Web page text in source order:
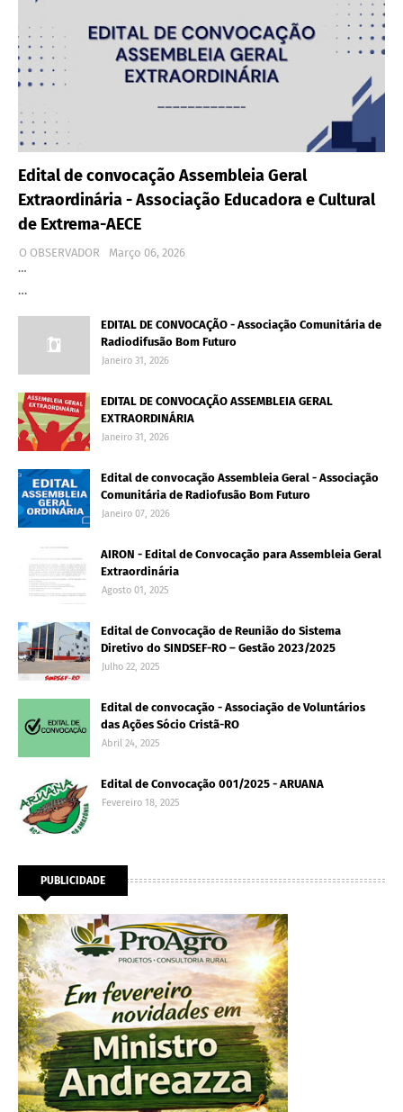
Edital de convocação Assembleia Geral
Extraordinária - Associação Educadora e Cultural
de Extrema-AECE
O OBSERVADOR
Março 06, 2026
…
…
EDITAL DE CONVOCAÇÃO - Associação Comunitária de
Radiodifusão Bom Futuro
Janeiro 31, 2026
EDITAL DE CONVOCAÇÃO ASSEMBLEIA GERAL
EXTRAORDINÁRIA
Janeiro 31, 2026
Edital de convocação Assembleia Geral - Associação
Comunitária de Radiofusão Bom Futuro
Janeiro 07, 2026
AIRON - Edital de Convocação para Assembleia Geral
Extraordinária
Agosto 01, 2025
Edital de Convocação de Reunião do Sistema
Diretivo do SINDSEF-RO – Gestão 2023/2025
Julho 22, 2025
Edital de convocação - Associação de Voluntários
das Ações Sócio Cristã-RO
Abril 24, 2025
Edital de Convocação 001/2025 - ARUANA
Fevereiro 18, 2025
PUBLICIDADE